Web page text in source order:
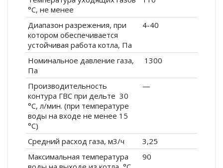
°С, не менее
Диапазон разрежения, при
котором обеспечивается
устойчивая работа котла, Па
4-40
Номинальное давление газа,
Па
1300
Производительность
контура ГВС при дельте 30
°С, л/мин. (при температуре
воды на входе не менее 15
°С)
—
Средний расход газа, м3/ч
3,25
Максимальная температура
90